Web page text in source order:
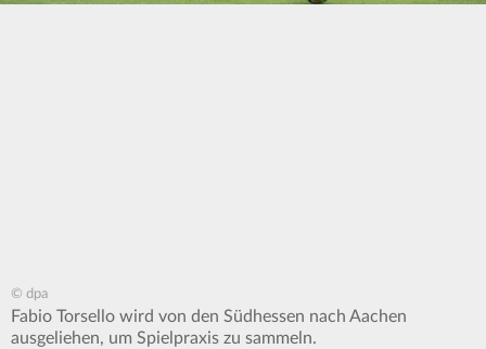
© dpa
Fabio Torsello wird von den Südhessen nach Aachen
ausgeliehen, um Spielpraxis zu sammeln.